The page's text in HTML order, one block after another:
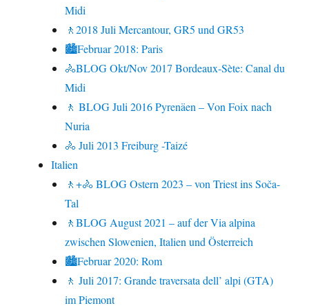
Midi
🚶2018 Juli Mercantour, GR5 und GR53
🏙Februar 2018: Paris
🚴BLOG Okt/Nov 2017 Bordeaux-Sète: Canal du
Midi
🚶 BLOG Juli 2016 Pyrenäen – Von Foix nach
Nuria
🚴 Juli 2013 Freiburg -Taizé
Italien
🚶+🚴 BLOG Ostern 2023 – von Triest ins Soča-
Tal
🚶BLOG August 2021 – auf der Via alpina
zwischen Slowenien, Italien und Österreich
🏙Februar 2020: Rom
🚶 Juli 2017: Grande traversata dell’ alpi (GTA)
im Piemont